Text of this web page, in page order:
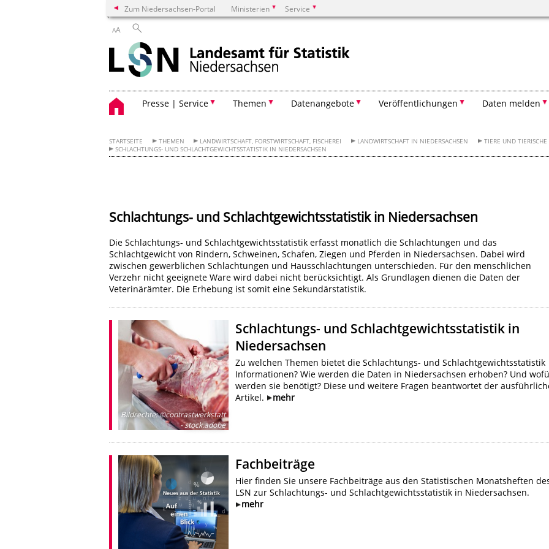
Zum Niedersachsen-Portal Ministerien Service
AA
Suchen
Presse | Service Themen Datenangebote Veröffentlichungen Daten melden
STARTSEITE THEMEN LANDWIRTSCHAFT, FORSTWIRTSCHAFT, FISCHEREI LANDWIRTSCHAFT IN NIEDERSACHSEN
TIERE UND
SCHLACHTUNGS- UND SCHLACHTGEWICHTSSTATISTIK IN NIEDERSACHSEN
Schlachtungs- und Schlachtgewichtsstatistik in Niedersachsen
Die Schlachtungs- und Schlachtgewichtsstatistik erfasst monatlich die Schlachtungen und das
Schlachtgewicht von Rindern, Schweinen, Schafen, Ziegen und Pferden in Niedersachsen. Dabei wird
zwischen gewerblichen Schlachtungen und Hausschlachtungen unterschieden. Für den menschlichen
Verzehr nicht geeignete Ware wird dabei nicht berücksichtigt. Als Grundlagen dienen die Daten der
Veterinärämter. Die Erhebung ist somit eine Sekundärstatistik.
Bildrechte:©contrastwerkstatt
- stock.adobe
Schlachtungs- und Schlachtgewichtsstatistik in
Niedersachsen
Zu welchen Themen bietet die Schlachtungs- und Schlachtgewichtsstatistik
Informationen? Wie werden die Daten in Niedersachsen erhoben? Und
werden sie benötigt? Diese und weitere Fragen beantwortet der
Artikel.
mehr
Fachbeiträge
Hier finden Sie unsere Fachbeiträge aus den Statistischen Monatsheften
LSN zur Schlachtungs- und Schlachtgewichtsstatistik in Niedersachsen.
mehr